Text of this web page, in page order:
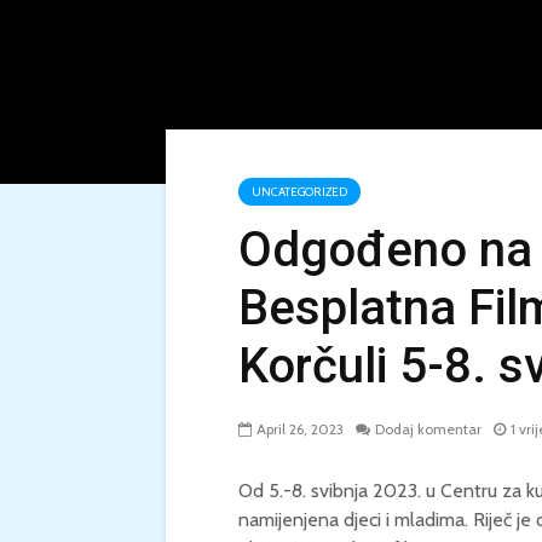
UNCATEGORIZED
Odgođeno
Besplatna
Korčuli 5-8.
April 26, 2023 Dodaj komentar 1
Od 5.-8. svibnja 2023. u Centru za
namijenjena djeci i mladima. Riječ